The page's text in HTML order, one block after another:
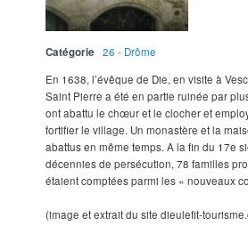
Catégorie
26 - Drôme
En 1638, l’évêque de Die, en visite à
Saint Pierre a été en partie ruinée par
ont abattu le chœur et le clocher et
fortifier le village. Un monastère et la
abattus en même temps. A la fin du 17e
décennies de persécution, 78 familles
étaient comptées parmi les « nouveaux
(image et extrait du site dieulefit-